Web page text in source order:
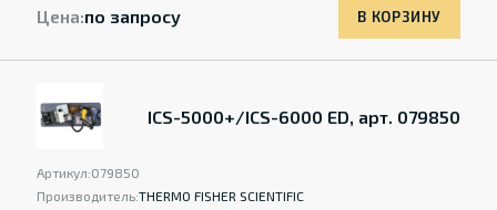
Цена:по запросу В КОРЗИНУ
ICS-5000+/ICS-6000 ED, арт. 079850
Артикул:079850
Производитель:THERMO FISHER SCIENTIFIC